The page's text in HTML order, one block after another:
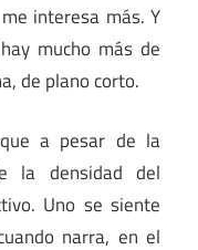
interesa más. Y
mucho más de
de plano corto.
a pesar de la
la densidad del
Uno se siente
narra, en el